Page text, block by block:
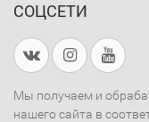
СОЦСЕТИ
Мы получаем и
нашего сайта в